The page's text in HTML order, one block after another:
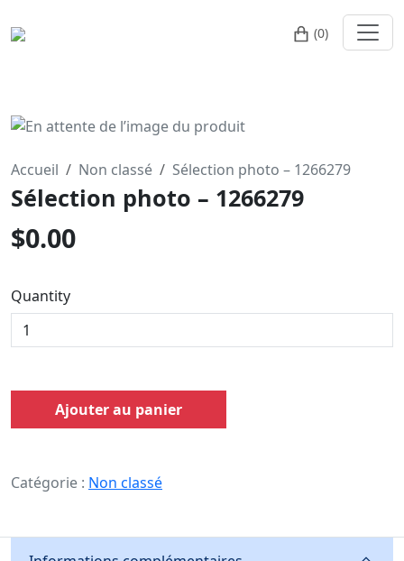
(0)
Accueil Non classé Sélection photo – 1266279
Sélection photo – 1266279
$0.00
Quantity
Ajouter au panier
Catégorie : Non classé